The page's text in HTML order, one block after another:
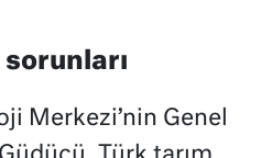
sorunları
Merkezi’nin Genel